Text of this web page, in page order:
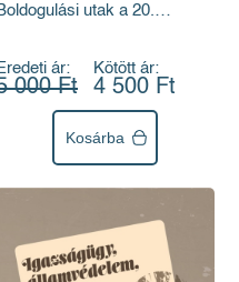
utak a 20.
ár:
000 Ft
Kötött ár:
4 500 Ft
Kosárba